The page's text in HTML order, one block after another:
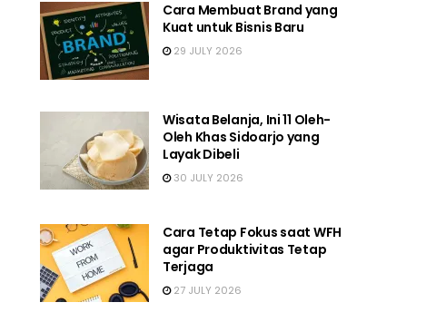
Cara Membuat Brand yang
Kuat untuk Bisnis Baru
29 JULY 2026
Wisata Belanja, Ini 11 Oleh-
Oleh Khas Sidoarjo yang
Layak Dibeli
30 JULY 2026
Cara Tetap Fokus saat WFH
agar Produktivitas Tetap
Terjaga
27 JULY 2026